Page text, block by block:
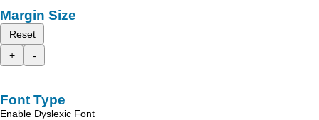
Margin Size
Reset
+
-
Font Type
Enable Dyslexic Font